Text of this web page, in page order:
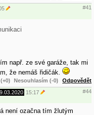
#41
např. ze své garáže, tak mi
že nemáš řidičák.
Nesouhlasím (-0) Odpovědět
15:17 #44
není ozačna tím žlutým